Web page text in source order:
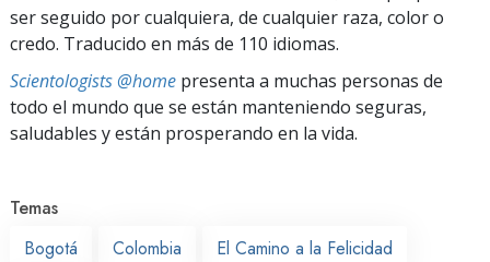
ser seguido por cualquiera, de cualquier raza, color o
credo. Traducido en más de 110 idiomas.
Scientologists @home presenta a muchas personas de
todo el mundo que se están manteniendo seguras,
saludables y están prosperando en la vida.
Temas
Bogotá
Colombia El Camino a la Felicidad